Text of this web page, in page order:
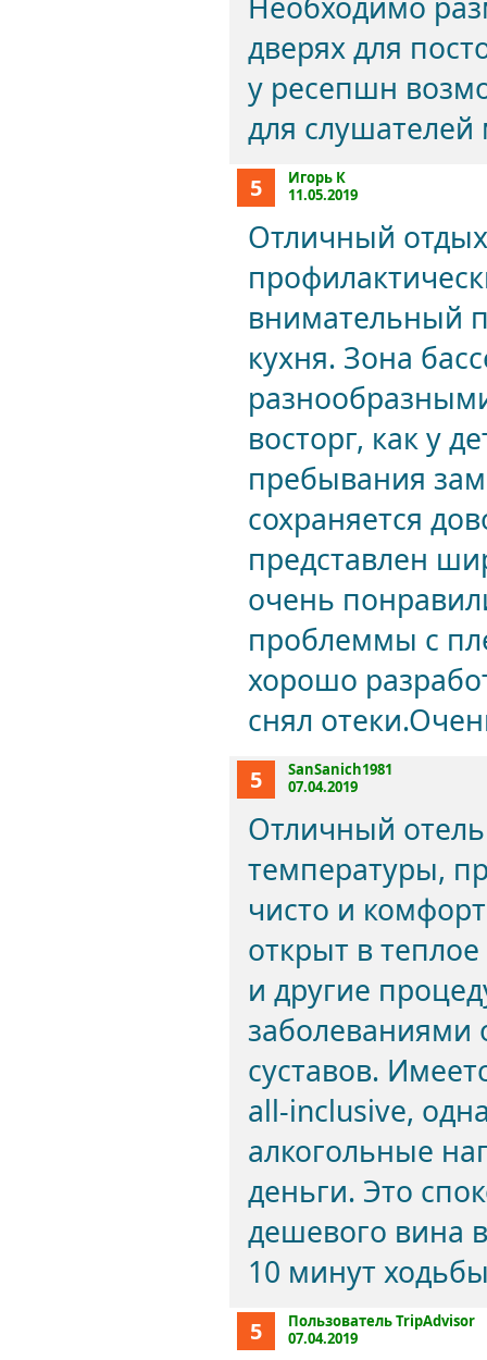
дверях для
у ресепшн
для
5
Игорь К
11.05.2019
Отличный
внимательный
кухня. Зона
восторг, как у
пребывания
сохраняется
представлен
очень
проблеммы с
хорошо
снял
5
SanSanich1981
07.04.2019
Отличный
температуры,
чисто и
открыт в
и другие
заболеваниями
суставов.
all-inclusive,
алкогольные
деньги. Это
дешевого вина
10 минут
5
Пользователь TripAdvisor
07.04.2019